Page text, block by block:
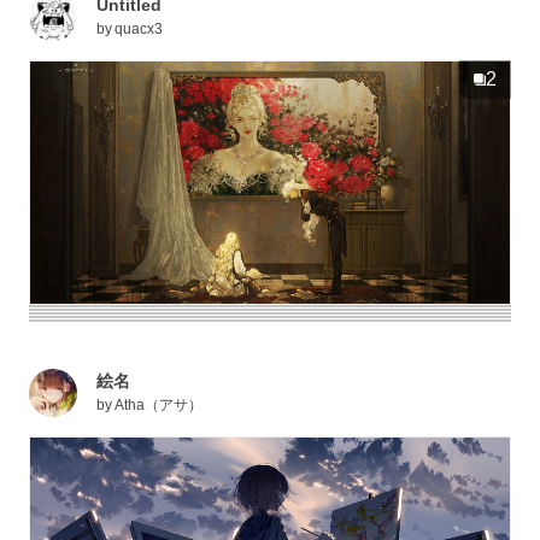
Untitled
byquacx3
2
絵名
byAtha（アサ）